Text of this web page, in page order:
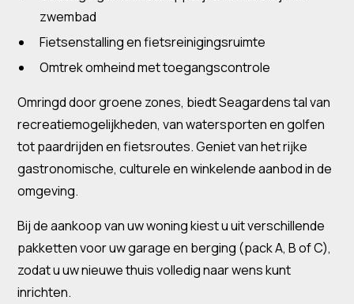
zwembad
Fietsenstalling en fietsreinigingsruimte
Omtrek omheind met toegangscontrole
Omringd door groene zones, biedt Seagardens tal van
recreatiemogelijkheden, van watersporten en golfen
tot paardrijden en fietsroutes. Geniet van het rijke
gastronomische, culturele en winkelende aanbod in de
omgeving.
Bij de aankoop van uw woning kiest u uit verschillende
pakketten voor uw garage en berging (pack A, B of C),
zodat u uw nieuwe thuis volledig naar wens kunt
inrichten.